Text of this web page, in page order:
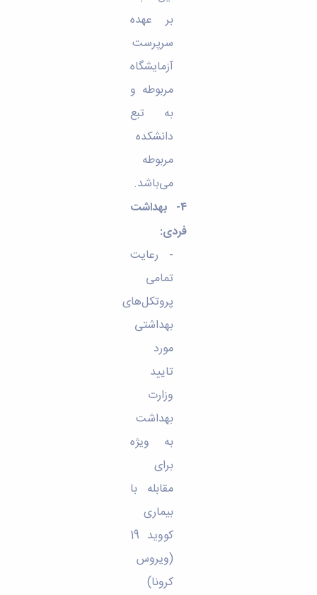
بر عهده
سرپرست
آزمایشگاه
مربوطه و
به تبع
دانشکده
مربوطه
می‌باشد.
4- بهداشت
فردی:
- رعایت
تمامی
پروتکل‌های
بهداشتی
مورد
تایید
وزارت
بهداشت
به ویژه
برای
مقابله با
بیماری
کووید 19
(ویروس
کرونا)